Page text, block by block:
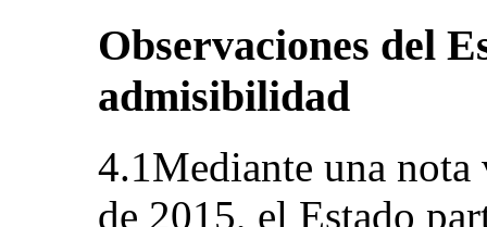
Observaciones del
admisibilidad
4.1Mediante una
de 2015, el Estado